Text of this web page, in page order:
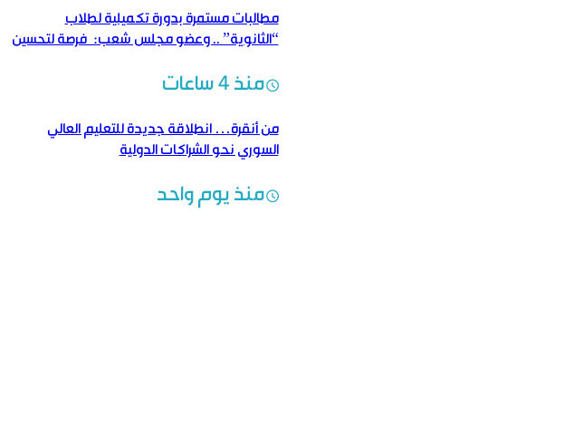
مطالبات مستمرة بدورة تكميلية لطلاب
“الثانوية” .. وعضو مجلس شعب: فرصة لتحسين
منذ 4 ساعات
من أنقرة… انطلاقة جديدة للتعليم العالي
السوري نحو الشراكات الدولية
منذ يوم واحد